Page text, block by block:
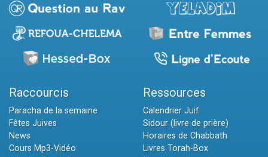
Raccourcis
Paracha de la semaine
Fêtes Juives
News
Cours Mp3-Vidéo
Ressources
Calendrier Juif
Sidour (livre de prière)
Horaires de Chabbath
Livres Torah-Box